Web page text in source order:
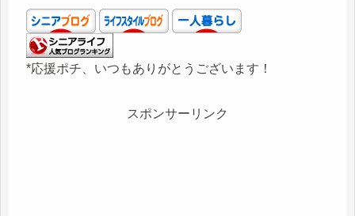
*応援ポチ、いつもありがとうございます！
スポンサーリンク